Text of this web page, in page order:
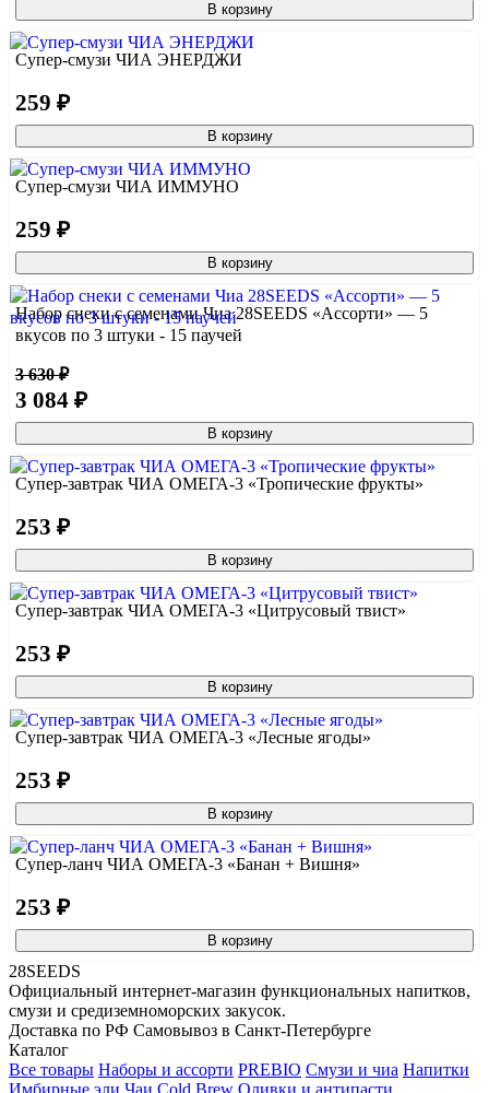
В корзину
Супер-смузи ЧИА ЭНЕРДЖИ
259 ₽
В корзину
Супер-смузи ЧИА ИММУНО
259 ₽
В корзину
Набор снеки с семенами Чиа 28SEEDS «Ассорти» — 5
вкусов по 3 штуки - 15 паучей
3 630 ₽
3 084 ₽
В корзину
Супер-завтрак ЧИА ОМЕГА-3 «Тропические фрукты»
253 ₽
В корзину
Супер-завтрак ЧИА ОМЕГА-3 «Цитрусовый твист»
253 ₽
В корзину
Супер-завтрак ЧИА ОМЕГА-3 «Лесные ягоды»
253 ₽
В корзину
Супер-ланч ЧИА ОМЕГА-3 «Банан + Вишня»
253 ₽
В корзину
28SEEDS
Официальный интернет-магазин функциональных напитков,
смузи и средиземноморских закусок.
Доставка по РФ Самовывоз в Санкт-Петербурге
Каталог
Все товары Наборы и ассорти PREBIO Смузи и чиа Напитки